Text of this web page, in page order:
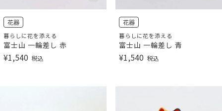
花器
暮らしに花を添える
富士山 一輪差し 赤
¥1,540 税込
花器
暮らしに花を添える
富士山 一輪差し 青
¥1,540 税込